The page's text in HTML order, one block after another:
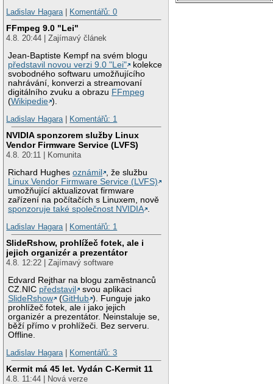
Ladislav Hagara| Komentářů: 0
FFmpeg 9.0 "Lei"
4.8. 20:44 | Zajímavý článek
Jean-Baptiste Kempf na svém blogu
představil novou verzi 9.0 "Lei"
kolekce
svobodného softwaru umožňujícího
nahrávání, konverzi a streamovaní
digitálního zvuku a obrazu FFmpeg
(Wikipedie ).
Ladislav Hagara| Komentářů: 1
NVIDIA sponzorem služby Linux
Vendor Firmware Service (LVFS)
4.8. 20:11 | Komunita
Richard Hughesoznámil
, že službu
Linux Vendor Firmware Service (LVFS)
umožňující aktualizovat firmware
zařízení na počítačích s Linuxem, nově
sponzoruje také společnost NVIDIA
Ladislav Hagara| Komentářů: 1
SlideRshow, prohlížeč fotek, ale i
jejich organizér a prezentátor
4.8. 12:22 | Zajímavý software
Edvard Rejthar na blogu zaměstnanců
CZ.NIC představil
svou aplikaci
SlideRshow
(GitHub ). Funguje jako
prohlížeč fotek, ale i jako jejich
organizér a prezentátor. Neinstaluje se,
běží přímo v prohlížeči. Bez serveru.
Offline.
Ladislav Hagara| Komentářů: 3
Kermit má 45 let. Vydán C-Kermit 11
4.8. 11:44 | Nová verze